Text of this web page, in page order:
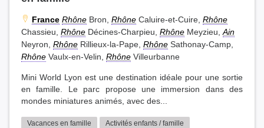
Saint-Priest(3)
Sainte-Foy-lès-Lyon(11)
Sathonay-Camp(7)
Sathonay-Village(2)
Solaize(1)
Tassin-la-Demi-Lune(10)
Thurins(1)
Toussieu(1)
Vaugneray(2)
Vaulx-en-Velin(9)
Vénissieux(3)
Écully(6)
France Rhône Bron, Rhône Caluire-et-Cuire, Rhône
Chassieu, Rhône Décines-Charpieu, Rhône Meyzieu, Ain
Neyron, Rhône Rillieux-la-Pape, Rhône Sathonay-Camp,
Rhône Vaulx-en-Velin, Rhône Villeurbanne
Mini World Lyon est une destination idéale pour une sortie
en famille. Le parc propose une immersion dans des
mondes miniatures animés, avec des...
Vacances en famille
Activités enfants / famille